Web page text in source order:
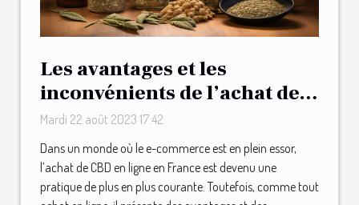
Les avantages et les
inconvénients de l’achat de
CBD en ligne en France
Mardi 22 août 2023 17:42
Dans un monde où le e-commerce est en plein essor,
l’achat de CBD en ligne en France est devenu une
pratique de plus en plus courante. Toutefois, comme tout